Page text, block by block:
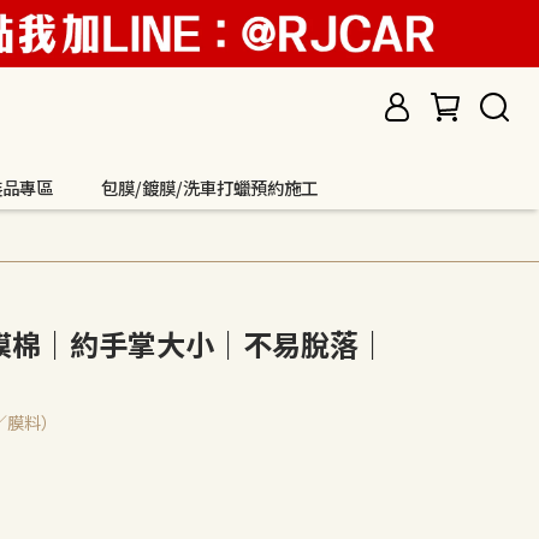
專區 包膜/鍍膜/洗車打蠟預約施工
｜約手掌大小｜不易脫落｜
料）